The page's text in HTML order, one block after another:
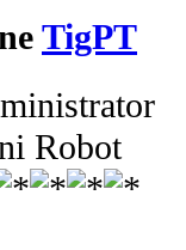
TigPT
Robot